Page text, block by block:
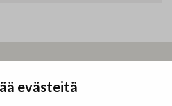
evästeitä